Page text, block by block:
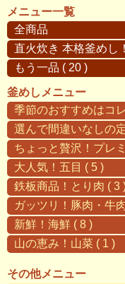
メニュー一覧
全商品
直火炊き 本格釜めし
もう一品 ( 20 )
釜めしメニュー
季節のおすすめはコ
選んで間違いなしの
ちょっと贅沢！プレ
大人気！五目 ( 5 )
鉄板商品！とり肉 ( 3
ガッツリ！豚肉・牛
新鮮！海鮮 ( 8 )
山の恵み！山菜 ( 1 )
その他メニュー